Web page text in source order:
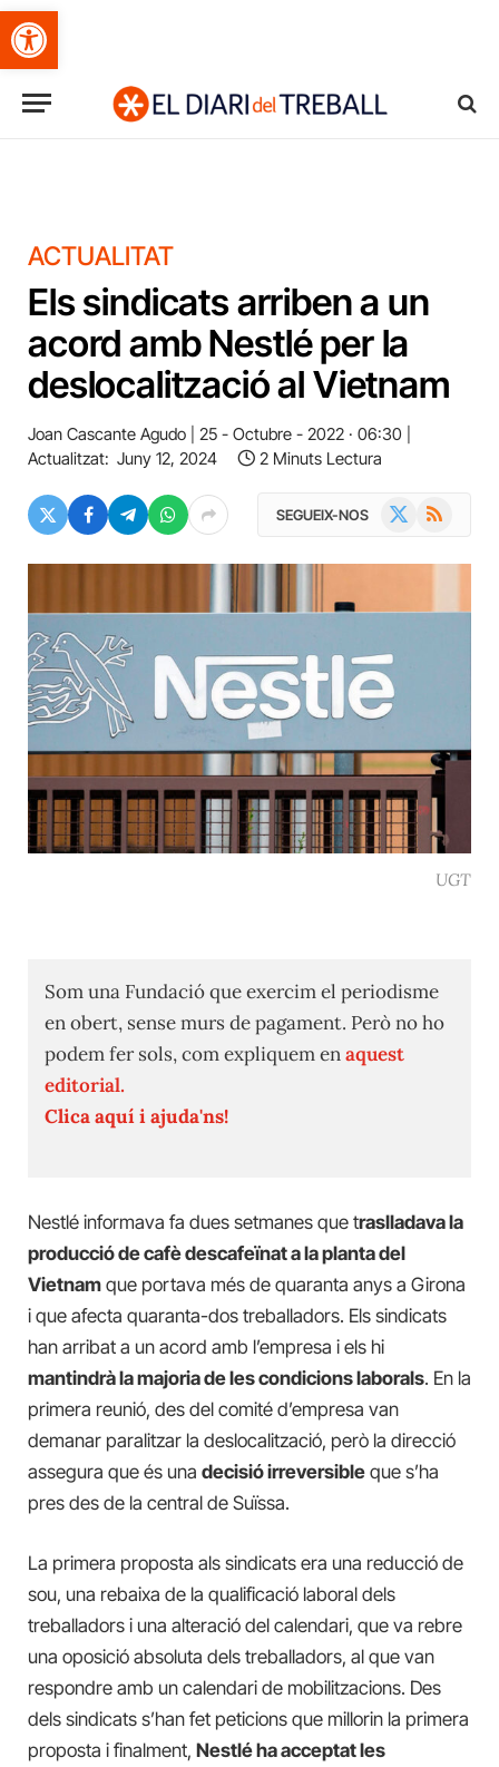
Obre la barra d'eines
ACTUALITAT
Els sindicats arriben a un
acord amb Nestlé per la
deslocalització al Vietnam
Joan Cascante Agudo
25 - Octubre - 2022 · 06:30
Actualitzat: Juny 12, 2024 2 Minuts Lectura
SEGUEIX-NOS RSS
UGT
Som una Fundació que exercim el periodisme
en obert, sense murs de pagament. Però no ho
podem fer sols, com expliquem enaquest
editorial.
Clica aquí i ajuda'ns!
Nestlé informava fa dues setmanes que traslladava la
producció de cafè descafeïnat a la planta del
Vietnam que portava més de quaranta anys a Girona
i que afecta quaranta-dos treballadors. Els sindicats
han arribat a un acord amb l’empresa i els hi
mantindrà la majoria de les condicions laborals. En la
primera reunió, des del comité d’empresa van
demanar paralitzar la deslocalització, però la direcció
assegura que és una decisió irreversible que s’ha
pres des de la central de Suïssa.
La primera proposta als sindicats era una reducció de
sou, una rebaixa de la qualificació laboral dels
treballadors i una alteració del calendari, que va rebre
una oposició absoluta dels treballadors, al que van
respondre amb un calendari de mobilitzacions. Des
dels sindicats s’han fet peticions que millorin la primera
proposta i finalment, Nestlé ha acceptat les